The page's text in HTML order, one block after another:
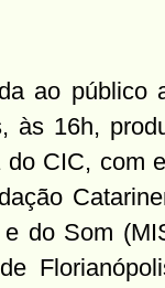
ao público
às 16h,
CIC, com
do Som